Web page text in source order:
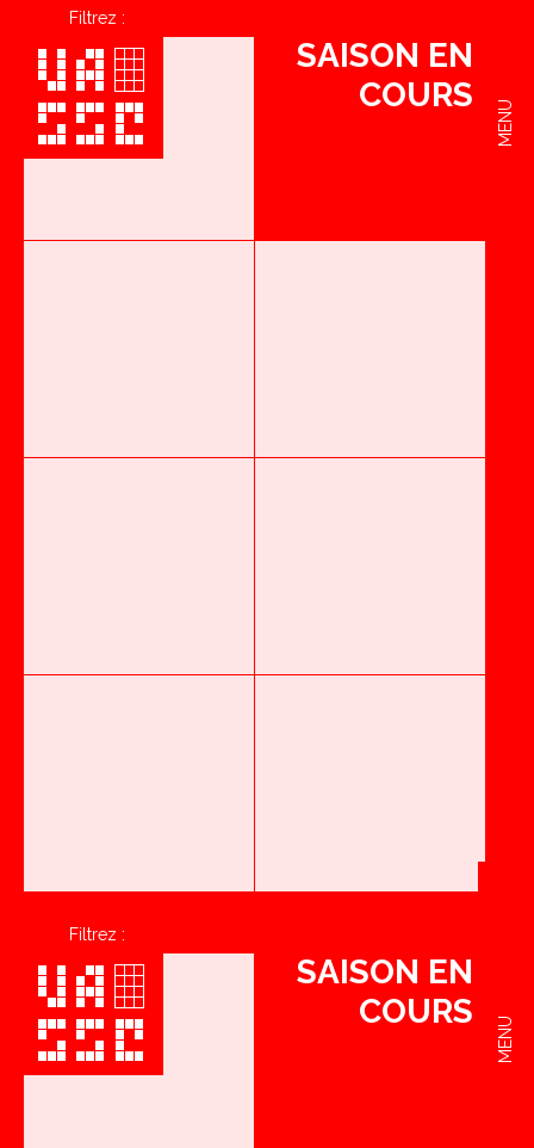
Filtrez :
MENU
SAISON EN
COURS
Filtrez :
MENU
SAISON EN
COURS